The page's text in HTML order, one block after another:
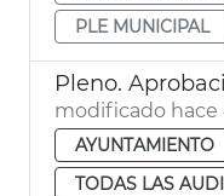
PLE MUNICIPAL
modificado hace
AYUNTAMIENTO
TODAS LAS